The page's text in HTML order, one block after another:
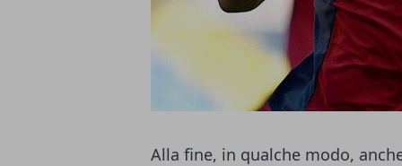
Alla fine, in qualche modo,